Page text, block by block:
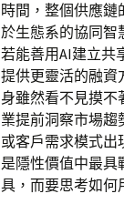
時間，整個供應
於生態系的協同智
若能善用AI建立共
提供更靈活的融資
身雖然看不見摸不
業提前洞察市場趨
或客戶需求模式出
是隱性價值中最具
具，而要思考如何